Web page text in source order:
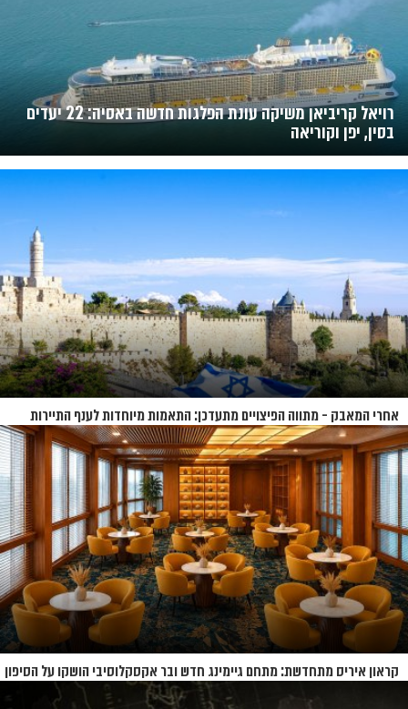
רויאל קריביאן משיקה עונת הפלגות חדשה באסיה: 22 יעדים
בסין, יפן וקוריאה
אחרי המאבק - מתווה הפיצויים מתעדכן: התאמות מיוחדות לענף התיירות
קראון איריס מתחדשת: מתחם גיימינג חדש ובר אקסקלוסיבי הושקו על הסיפון